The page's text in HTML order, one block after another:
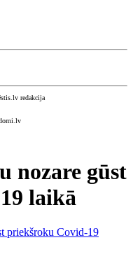
redakcija
nozare gūst
laikā